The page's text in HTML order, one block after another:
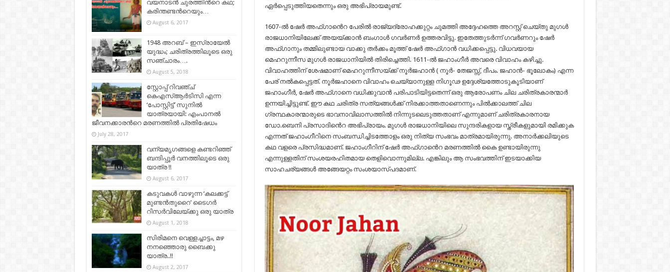
ഏർപ്പെടുത്തിയതെന്നും ഒരു അഭിപ്രായമുണ്ട്.
1607-ൽ ഷേർ അഫ്ഗാൻെറ പേരിൽ രാജ്യദ്രോഹക്കുറ്റം ചുമത്തി അദ്ദേഹത്തെ അറസ്റ്റ് ചെയ്തു മുഗൾ
രാജധാനിയിലേക്ക് അയയ്ക്കാൻ ബംഗാൾ ഗവർണർ ഉത്തരവിട്ടു. ഇതേത്തുടർന്ന് ഗവർണറും ഷേർ
അഫ്ഗാനും തമ്മിലുണ്ടായ വാക്കു തർക്കം മൂത്ത് ഷേർ അഫ്ഗാൻ വധിക്കപ്പെട്ടു. വിധവയായ
മെഹറുന്നീസ മുഗൾ രാജധാനിയിൽ തിരിച്ചെത്തി. 1611-ൽ ജഹാംഗീർ അവരെ വിവാഹം കഴിച്ചു.
വിവാഹത്തിന് ശേഷമാണ് മെഹറുന്നീസയ്ക്ക് നൂർജഹാൻ ( നൂർ- തേജസ്സ്, ദീപം. ജഹാൻ- ഭൂലോകം) എന്ന
പേര് നൽകപ്പെട്ടത്. നൂർജഹാനെ വിവാഹം ചെയ്യാനുള്ള നിഗൂഢ ഉദ്ദേശ്യത്തോടുകൂടിയാണ്
ജഹാംഗീർ, ഷേർ അഫ്ഗാനെ വധിക്കുവാൻ പരിപാടിയിട്ടതെന്ന് ഒരു ആരോപണം ചില ചരിത്രകാരന്മാർ
ഉന്നയിച്ചിട്ടുണ്ട്. ഈ കഥ ചരിത്ര സത്യങ്ങൾക്ക് നിരക്കാത്തതാണെന്നും പിൽക്കാലത്ത് ചില
ഗ്രന്ഥകാരന്മാരുടെ ഭാവനാവിലാസത്തിൽ നിന്നുടലെടുത്തതാണ് എന്നുമാണ് ചരിത്രകാരനായ
ഡോ.ബെനി പ്രസാദിൻെറ അഭിപ്രായം. മുഗൾ രാജധാനിയിലെ സുന്ദരികളായ സ്ത്രീകളുമായി രമിക്കുക
എന്നത് ജഹാംഗീറിനെ സംബന്ധിച്ചിടത്തോളം ഒരു നിത്യ സംഭവം മാത്രമായിരുന്നു. അനാർക്കലിയുടെ
കഥ വളരെ പ്രസിദ്ധമാണ്. ജഹാംഗീറിന് ഷേർ അഫ്ഗാൻെറ മരണത്തിൽ കൈ ഉണ്ടായിരുന്നു
എന്നുള്ളതിന് സംശയരഹിതമായ തെളിവൊന്നുമില്ല. എങ്കിലും ആ സംഭവത്തിന് ഇടയാക്കിയ
സാഹചര്യങ്ങൾ അങ്ങേയറ്റം സംശയാസ്പദമാണ്.
വയനാടന്‍ ചുരത്തിന്‍റെ കഥ;
കരിന്തണ്ടന്‍റെയും…
August 6, 2017
1948 അറബ് – ഇസ്രായേൽ
യുദ്ധം; ചരിത്രത്തിലൂടെ ഒരു
സഞ്ചാരം….
August 5, 2018
സ്റ്റോപ്പ് റിവഞ്ച്
കെഎസ്ആര്‍ടിസി എന്ന
‘പോസ്റ്റിട്ട്’ സുനില്‍
യാത്രയായി: എംപാനല്‍
ജീവനക്കാരന്‍റെ മരണത്തില്‍ പ്രതിഷേധം
July 28, 2017
വന്യമൃഗങ്ങളെ കണ്ടറിഞ്ഞ്
ബന്ദിപ്പൂർ വനത്തിലൂടെ ഒരു
യാത്ര !!
August 6, 2017
കടുവകൾ വാഴുന്ന ‘കലക്കട്ട്
മുണ്ടൻതുറൈ’ ടൈഗർ
റിസർവിലേയ്ക്കു ഒരു യാത്ര
August 1, 2018
സിരിമനെ വെള്ളച്ചാട്ടം, മഴ
നനഞ്ഞൊരു ബൈക്കു
യാത്ര..!!
August 2, 2017